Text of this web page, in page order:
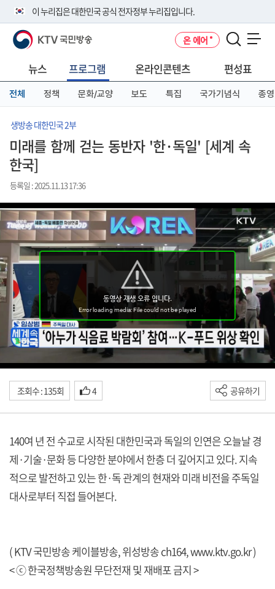
이 누리집은 대한민국 공식 전자정부 누리집입니다.
공식 누리집 주소 확인하기
니다.
이밖에 or.kr 또는 .kr등 다른 도메인 주소를 사용하고 있다면 아래 URL에
서 도메인 주소를 확인해 보세요
KTV 국민방송 온 에어
뉴스 프로그램 온라인콘텐츠 편성표
전체 정책 문화/교양 보도 특집 국가기념식 종영
생방송 대한민국 2부
미래를 함께 걷는 동반자 '한·독일' [세계 속
한국]
등록일 : 2025.11.13 17:36
조회수 : 135회 4 공유하기
140여 년 전 수교로 시작된 대한민국과 독일의 인연은 오늘날 경
제·기술·문화 등 다양한 분야에서 한층 더 깊어지고 있다. 지속
적으로 발전하고 있는 한·독 관계의 현재와 미래 비전을 주독일
대사로부터 직접 들어본다.
( KTV 국민방송 케이블방송, 위성방송 ch164,www.ktv.go.kr)
< ⓒ 한국정책방송원 무단전재 및 재배포 금지 >